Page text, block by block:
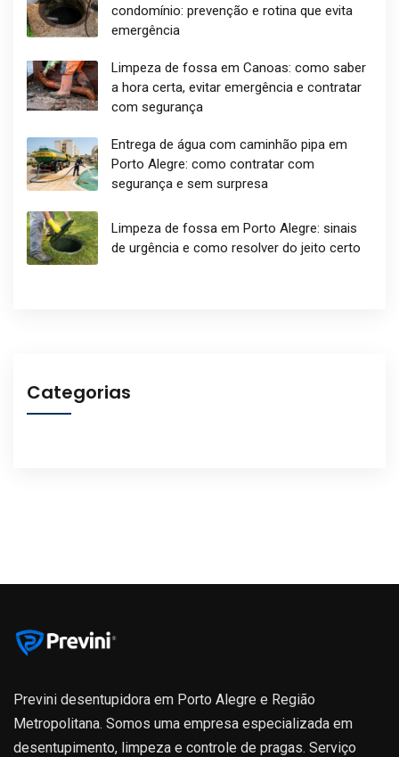
condomínio: prevenção e rotina que evita
emergência
Limpeza de fossa em Canoas: como saber
a hora certa, evitar emergência e contratar
com segurança
Entrega de água com caminhão pipa em
Porto Alegre: como contratar com
segurança e sem surpresa
Limpeza de fossa em Porto Alegre: sinais
de urgência e como resolver do jeito certo
Categorias
Previni desentupidora em Porto Alegre e Região
Metropolitana. Somos uma empresa especializada em
desentupimento, limpeza e controle de pragas. Serviço